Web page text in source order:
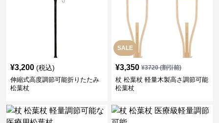
¥3,200 (税込)
伸縮式高度調節可能折りたたみ
松葉杖
SALE
¥3,350 ¥3720(割引前)
杖 松葉杖 軽量木製高さ調節可能
松葉杖